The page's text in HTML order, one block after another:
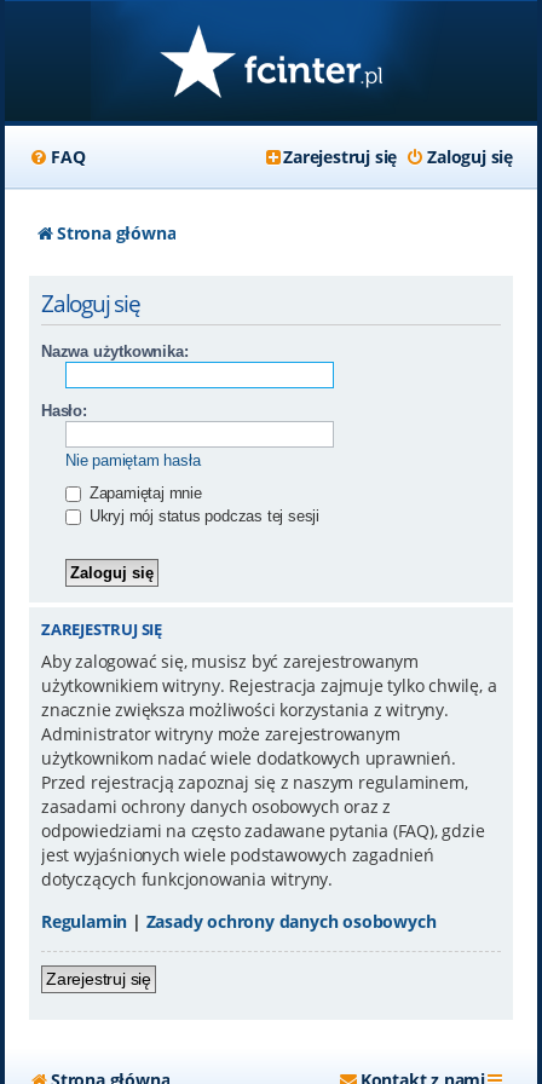
FAQ Zaloguj się
Zarejestruj się
Strona główna
Zaloguj się
Nazwa użytkownika:
Hasło:
Nie pamiętam hasła
Zapamiętaj mnie
Ukryj mój status podczas tej sesji
ZAREJESTRUJ SIĘ
Aby zalogować się, musisz być zarejestrowanym
użytkownikiem witryny. Rejestracja zajmuje tylko chwilę, a
znacznie zwiększa możliwości korzystania z witryny.
Administrator witryny może zarejestrowanym
użytkownikom nadać wiele dodatkowych uprawnień.
Przed rejestracją zapoznaj się z naszym regulaminem,
zasadami ochrony danych osobowych oraz z
odpowiedziami na często zadawane pytania (FAQ), gdzie
jest wyjaśnionych wiele podstawowych zagadnień
dotyczących funkcjonowania witryny.
Regulamin | Zasady ochrony danych osobowych
Zarejestruj się
Strona główna Kontakt z nami